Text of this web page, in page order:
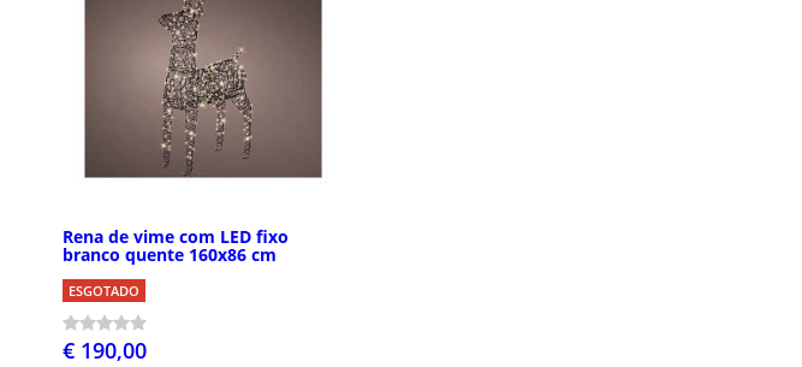
Rena de vime com LED fixo
branco quente 160x86 cm
ESGOTADO
€ 190,00